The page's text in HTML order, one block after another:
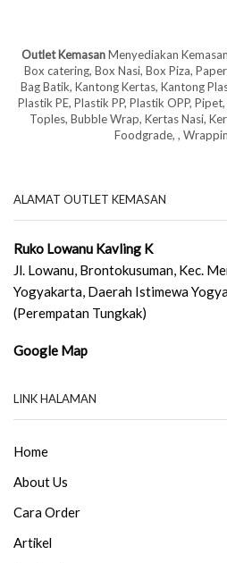
Outlet KemasanMenyediakan
Box catering, Box Nasi, Box Piza,
Bag Batik, Kantong Kertas, Kantong
Plastik PE, Plastik PP, Plastik OPP,
Toples, Bubble Wrap, Kertas Nasi,
Foodgrade, ,
ALAMAT OUTLET KEMASAN
Ruko Lowanu Kavling K
Jl. Lowanu, Brontokusuman, Kec.
Yogyakarta, Daerah Istimewa
(Perempatan Tungkak)
Google Map
LINK HALAMAN
Home
About Us
Cara Order
Artikel